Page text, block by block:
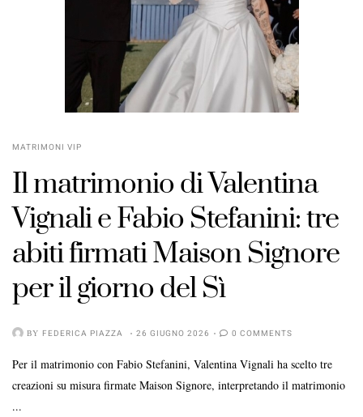
MATRIMONI VIP
Il matrimonio di Valentina
Vignali e Fabio Stefanini: tre
abiti firmati Maison Signore
per il giorno del Sì
BY FEDERICA PIAZZA 26 GIUGNO 2026 0 COMMENTS
Per il matrimonio con Fabio Stefanini, Valentina Vignali ha scelto tre
creazioni su misura firmate Maison Signore, interpretando il matrimonio
...